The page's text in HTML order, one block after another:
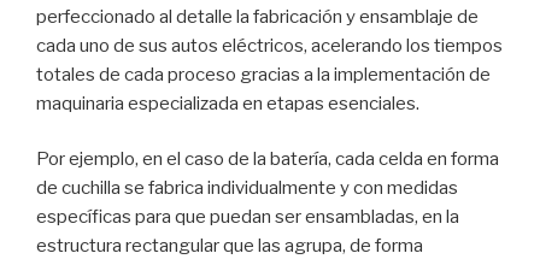
perfeccionado al detalle la fabricación y ensamblaje de
cada uno de sus autos eléctricos, acelerando los tiempos
totales de cada proceso gracias a la implementación de
maquinaria especializada en etapas esenciales.
Por ejemplo, en el caso de la batería, cada celda en forma
de cuchilla se fabrica individualmente y con medidas
específicas para que puedan ser ensambladas, en la
estructura rectangular que las agrupa, de forma